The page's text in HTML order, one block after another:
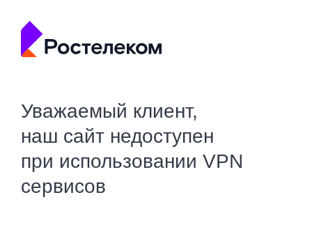
Уважаемый клиент,
наш сайт недоступен
при использовании VPN
сервисов